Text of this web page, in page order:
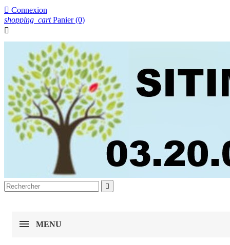
 Connexion
shopping_cart Panier (0)


MENU